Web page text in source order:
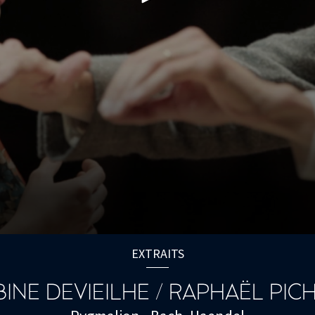
EXTRAITS
DEVIEILHE / RAPHAËL